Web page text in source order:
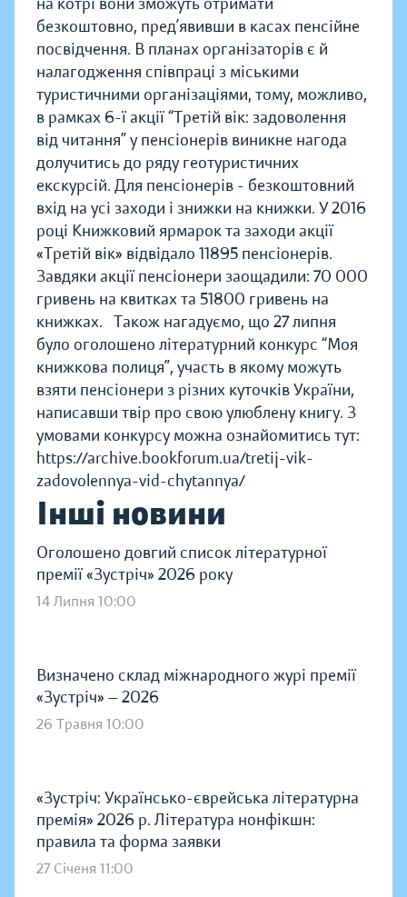
безкоштовно, пред’явивши в касах пенсійне
посвідчення. В планах організаторів є й
налагодження співпраці з міськими
туристичними організаціями, тому, можливо,
в рамках 6-ї акції“Третій вік: задоволення
від читання”у пенсіонерів виникне нагода
долучитись до ряду геотуристичних
екскурсій. Для пенсіонерів - безкоштовний
вхід на усі заходи і знижки на книжки. У 2016
році Книжковий ярмарок та заходи акції
«Третій вік» відвідало 11895 пенсіонерів.
Завдяки акції пенсіонери заощадили: 70 000
гривень​ на квитках та 51800 гривень на
книжках. Також нагадуємо, що 27 липня
було оголошено літературний конкурс “Моя
книжкова полиця”, участь в якому можуть
взяти пенсіонери з різних куточків України,
написавши твір про свою улюблену книгу. З
умовами конкурсу можна ознайомитись тут:
https://archive.bookforum.ua/tretij-vik-
zadovolennya-vid-chytannya/
Інші новини
Оголошено довгий список літературної
премії «Зустріч» 2026 року
14 Липня 10:00
Визначено склад міжнародного журі премії
«Зустріч» — 2026
26 Травня 10:00
«Зустріч: Українсько-єврейська літературна
премія» 2026 р. Література нонфікшн:
правила та форма заявки
27 Січеня 11:00